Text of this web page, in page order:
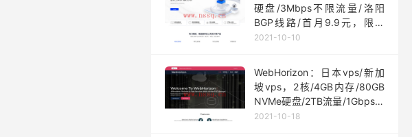
硬盘/3Mbps不限流量/洛阳
BGP线路/首月9.9元，限量
200台
2021-10-10
WebHorizon：日本vps/新加
坡vps，2核/4GB内存/80GB
NVMe硬盘/2TB流量/1Gbps端
口，$5/月起
2021-10-18